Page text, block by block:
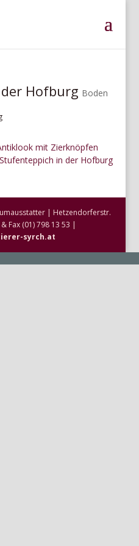
Hofburg Boden
mit Zierknöpfen
Stufenteppich in der Hofburg
| Hetzendorferstr.
Fax (01) 798 13 53 |
syrch.at